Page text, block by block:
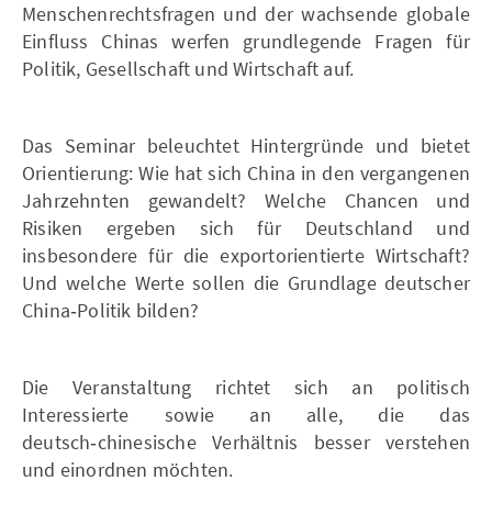
Menschenrechtsfragen und der wachsende globale
Einfluss Chinas werfen grundlegende Fragen für
Politik, Gesellschaft und Wirtschaft auf.
Das Seminar beleuchtet Hintergründe und bietet
Orientierung: Wie hat sich China in den vergangenen
Jahrzehnten gewandelt? Welche Chancen und
Risiken ergeben sich für Deutschland und
insbesondere für die exportorientierte Wirtschaft?
Und welche Werte sollen die Grundlage deutscher
China‑Politik bilden?
Die Veranstaltung richtet sich an politisch
Interessierte sowie an alle, die das
deutsch‑chinesische Verhältnis besser verstehen
und einordnen möchten.